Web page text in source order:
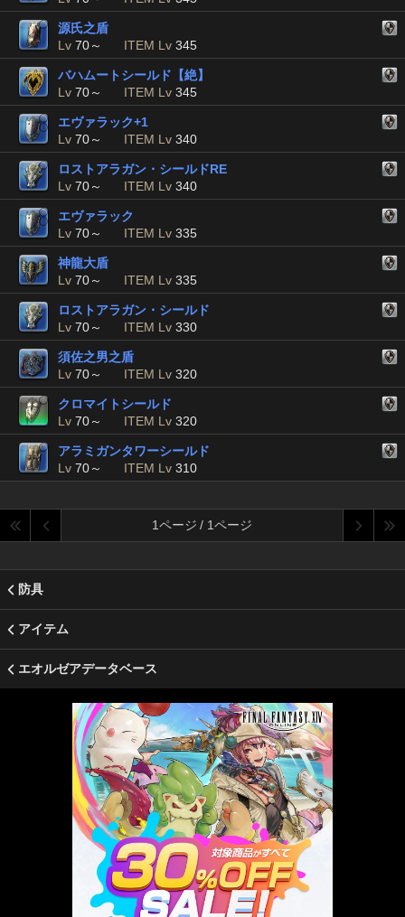
源氏之盾
Lv 70～ ITEM Lv 345
バハムートシールド【絶】
Lv 70～ ITEM Lv 345
エヴァラック+1
Lv 70～ ITEM Lv 340
ロストアラガン・シールドRE
Lv 70～ ITEM Lv 340
エヴァラック
Lv 70～ ITEM Lv 335
神龍大盾
Lv 70～ ITEM Lv 335
ロストアラガン・シールド
Lv 70～ ITEM Lv 330
須佐之男之盾
Lv 70～ ITEM Lv 320
クロマイトシールド
Lv 70～ ITEM Lv 320
アラミガンタワーシールド
Lv 70～ ITEM Lv 310
1ページ / 1ページ
防具
アイテム
エオルゼアデータベース